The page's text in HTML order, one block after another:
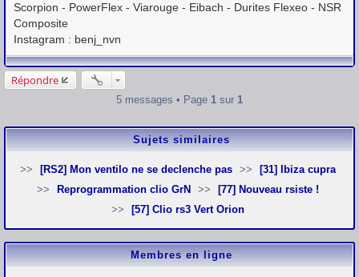
Scorpion - PowerFlex - Viarouge - Eibach - Durites Flexeo - NSR
Composite
Instagram : benj_nvn
Répondre
5 messages • Page 1 sur 1
Sujets similaires
[RS2] Mon ventilo ne se declenche pas
[31] Ibiza cupra
Reprogrammation clio GrN
[77] Nouveau rsiste !
[57] Clio rs3 Vert Orion
Membres en ligne